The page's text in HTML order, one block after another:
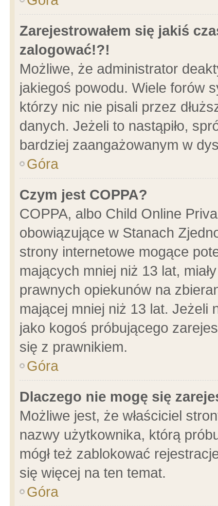
Zarejestrowałem się jakiś
zalogować!?!
Możliwe, że administrator
jakiegoś powodu. Wiele forów
którzy nic nie pisali przez
danych. Jeżeli to nastąpiło,
bardziej zaangażowanym w
Góra
Czym jest COPPA?
COPPA, albo Child Online
obowiązujące w Stanach
strony internetowe mogące
mających mniej niż 13 lat,
prawnych opiekunów na
mającej mniej niż 13 lat. Jeżeli
jako kogoś próbującego
się z prawnikiem.
Góra
Dlaczego nie mogę się
Możliwe jest, że właściciel
nazwy użytkownika, którą
mógł też zablokować
się więcej na ten temat.
Góra